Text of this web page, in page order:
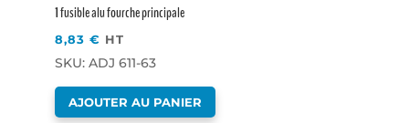
1 fusible alu fourche principale
8,83 € HT
SKU: ADJ 611-63
AJOUTER AU PANIER